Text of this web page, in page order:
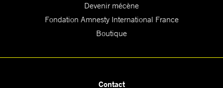
Devenir mécène
Fondation Amnesty International France
Boutique
Contact